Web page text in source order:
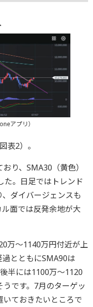
アプリ）
表2）。
り、SMA30（黄色）
た。日足ではトレンド
ダイバージェンスも
面では反発余地が大
万～1140万円付近が上
とともにSMA90は
半には1100万～1120
です。7月のターゲッ
いておきたいところで